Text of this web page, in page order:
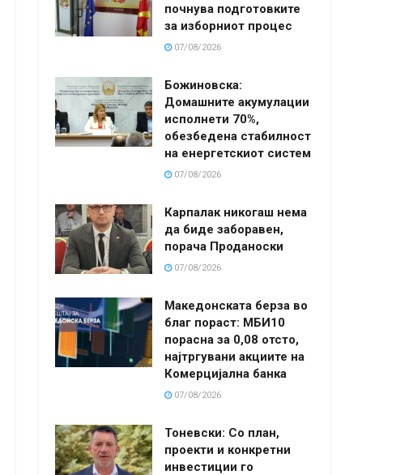
почнува подготовките
за изборниот процес
07/08/2026
Божиновска:
Домашните акумулации
исполнети 70%,
обезбедена стабилност
на енергетскиот систем
07/08/2026
Карпалак никогаш нема
да биде заборавен,
порача Проданоски
07/08/2026
Македонската берза во
благ пораст: МБИ10
порасна за 0,08 отсто,
најтргувани акциите на
Комерцијална банка
07/08/2026
Тоневски: Со план,
проекти и конкретни
инвестиции го